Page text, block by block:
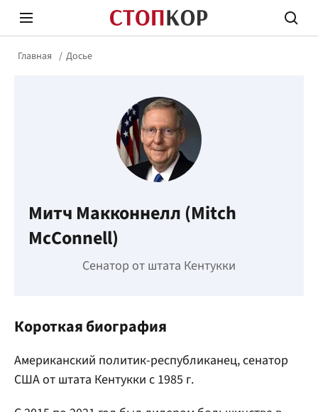
Стоп Политической Коррупции
Политика
Главная Досье
Митч Макконнелл (Mitch
McConnell)
Сенатор от штата Кентукки
Короткая биография
Американский политик-республиканец, сенатор
США от штата Кентукки с 1985 г.